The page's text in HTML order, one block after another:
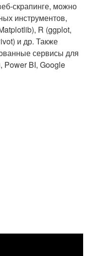
скрапинге, можно
инструментов,
R (ggplot,
и др. Также
сервисы для
Power BI, Google